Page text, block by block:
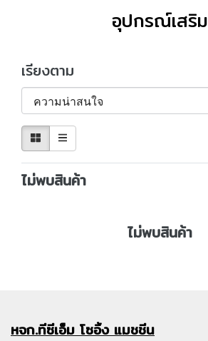
อุปกรณ์เสริม
เรียงตาม
ไม่พบสินค้า
ไม่พบสินค้า
หจก.ทีซีเอ็มโซอิ้ง แมชชีน